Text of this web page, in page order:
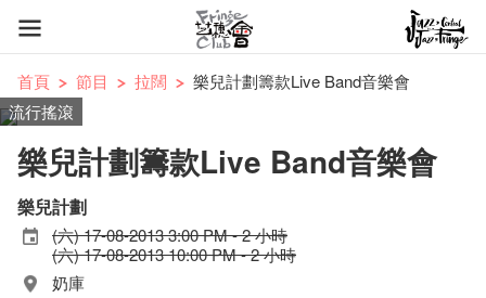
首頁 節目 拉闊
樂兒計劃籌款Live Band音樂會
流行搖滾
樂兒計劃籌款Live Band音樂會
樂兒計劃
(六) 17-08-2013 3:00 PM - 2 小時
(六) 17-08-2013 10:00 PM - 2 小時
奶庫